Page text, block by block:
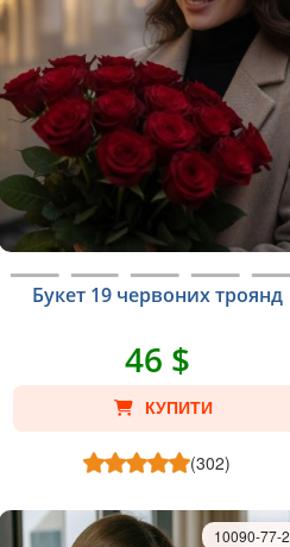
Букет 19 червоних троянд
46 $
КУПИТИ
(302)
10090-77-2